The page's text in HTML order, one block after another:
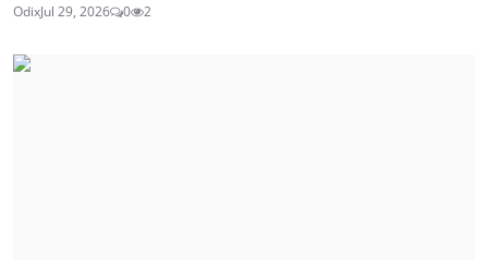
OdixJul 29, 2026 0 2